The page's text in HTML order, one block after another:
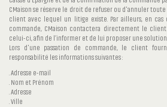
CMaison se réserve le droit de refuser ou d'annuler
client avec lequel un litige existe. Par ailleurs, en
commande, CMaison contactera directement le
celui-ci, afin de l’informer et de lui proposer une solution.
Lors d'une passation de commande, le client
responsabilité les informations suivantes :
. Adresse e-mail
. Nom et Prénom
. Adresse
. Ville